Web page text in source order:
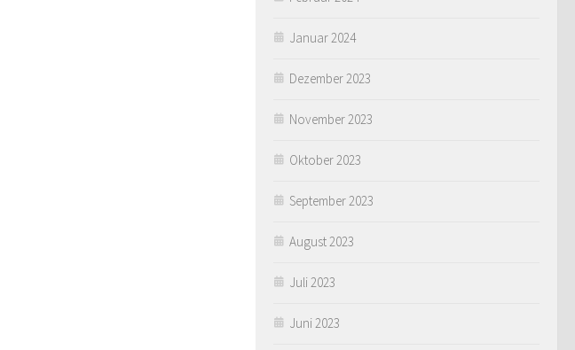
Januar 2024
Dezember 2023
November 2023
Oktober 2023
September 2023
August 2023
Juli 2023
Juni 2023